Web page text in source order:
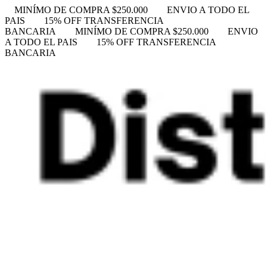
MINÍMO DE COMPRA $250.000
ENVIO A TODO EL
PAIS
15% OFF TRANSFERENCIA
BANCARIA
MINÍMO DE COMPRA $250.000
ENVIO
A TODO EL PAIS
15% OFF TRANSFERENCIA
BANCARIA